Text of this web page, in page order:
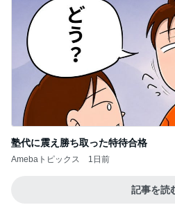
塾代に震え勝ち取った特待合格
Amebaトピックス 1日前
記事を読む
Amebaトピックス 2日前